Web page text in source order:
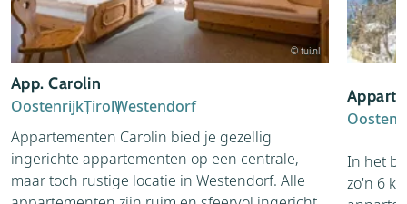
© tui.nl
App. Carolin
OostenrijkTirolWestendorf
Appartementen Carolin bied je gezellig
ingerichte appartementen op een centrale,
maar toch rustige locatie in Westendorf. Alle
In het
zo'n 6